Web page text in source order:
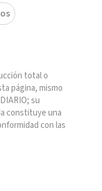
total o
página, mismo
su
constituye una
con las